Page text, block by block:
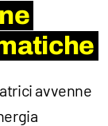
avvenne